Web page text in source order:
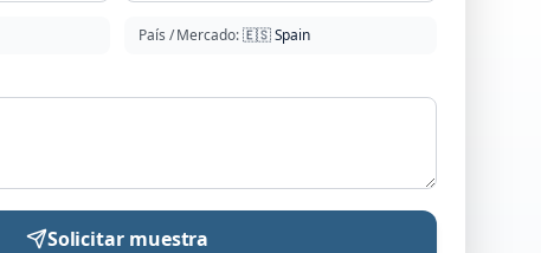
País / Mercado:🇪🇸 Spain
Solicitar muestra